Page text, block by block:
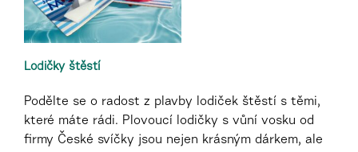
Lodičky štěstí
Podělte se o radost z plavby lodiček štěstí s těmi,
které máte rádi. Plovoucí lodičky s vůní vosku od
firmy České svíčky jsou nejen krásným dárkem, ale